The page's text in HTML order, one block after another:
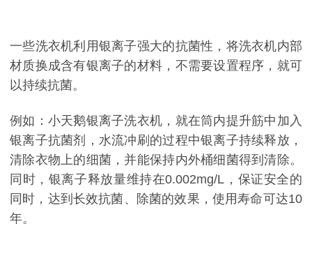
一些洗衣机利用银离子强大的抗菌性，将洗衣机内部
材质换成含有银离子的材料，不需要设置程序，就可
以持续抗菌。
例如：小天鹅银离子洗衣机，就在筒内提升筋中加入
银离子抗菌剂，水流冲刷的过程中银离子持续释放，
清除衣物上的细菌，并能保持内外桶细菌得到清除。
同时，银离子释放量维持在0.002mg/L，保证安全的
同时，达到长效抗菌、除菌的效果，使用寿命可达10
年。